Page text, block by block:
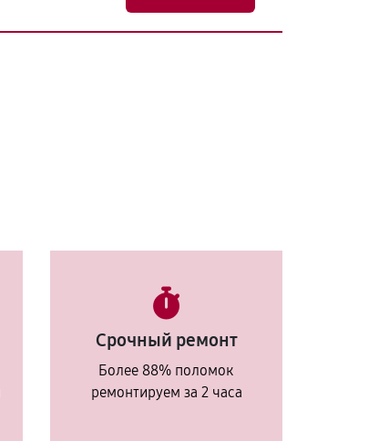
Срочный ремонт
Более 88% поломок
ремонтируем за 2 часа